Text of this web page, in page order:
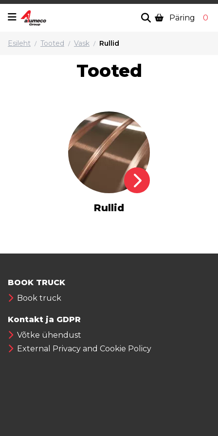
Päring 0
Esileht / Tooted / Vask / Rullid
Tooted
Rullid
BOOK TRUCK
Book truck
Kontakt ja GDPR
Võtke ühendust
External Privacy and Cookie Policy